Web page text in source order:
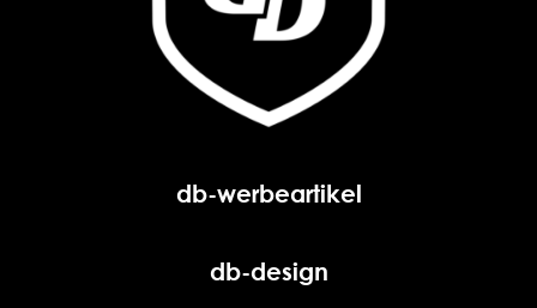
db-werbeartikel
db-design